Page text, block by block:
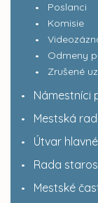
Poslanci
Komisie
Odmeny
Zrušené
Námestníci
Mestská
Útvar
Rada
Mestské